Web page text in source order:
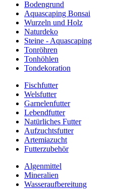
Bodengrund
Aquascaping Bonsai
Wurzeln und Holz
Naturdeko
Steine - Aquascaping
Tonröhren
Tonhöhlen
Tondekoration
Fischfutter
Welsfutter
Garnelenfutter
Lebendfutter
Natürliches Futter
Aufzuchtsfutter
Artemiazucht
Futterzubehör
Algenmittel
Mineralien
Wasseraufbereitung